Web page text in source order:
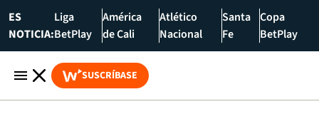
ES
NOTICIA:
Liga
BetPlay
América
de Cali
Atlético
Nacional
Santa
Fe
Copa
BetPlay
SUSCRÍBASE